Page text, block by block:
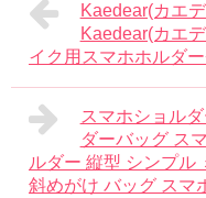
Kaedear(カエ
Kaedear(カエ
イク用スマホホルダ
スマホショル
ダーバッグ ス
ルダー 縦型 シンプル
斜めがけ バッグ スマ